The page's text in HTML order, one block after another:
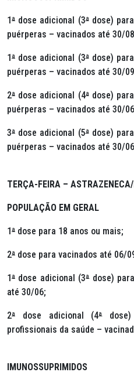
1ª dose adicional (3ªdose)
puérperas – vacinados até 30/
1ª dose adicional (3ªdose)
puérperas – vacinados até 30/
2ª dose adicional (4ªdose)
puérperas – vacinados até 30/
3ª dose adicional (5ªdose)
puérperas – vacinados até 30/
TERÇA-FEIRA –
POPULAÇÃO EM GERAL
1ª dose para 18 anos ou mais;
2ª dose para vacinados até 06/
1ª dose adicional (3ªdose)
até 30/06;
2ª dose adicional (4ªdose)
profissionais da saúde –
IMUNOSSUPRIMIDOS